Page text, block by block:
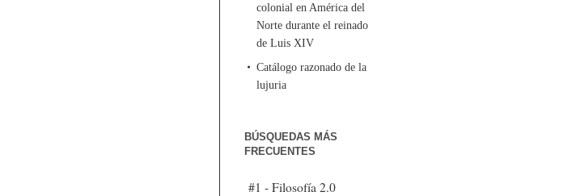
colonial en América del
Norte durante el reinado
de Luis XIV
Catálogo razonado de la
lujuria
BÚSQUEDAS MÁS
FRECUENTES
#1 - Filosofía 2.0